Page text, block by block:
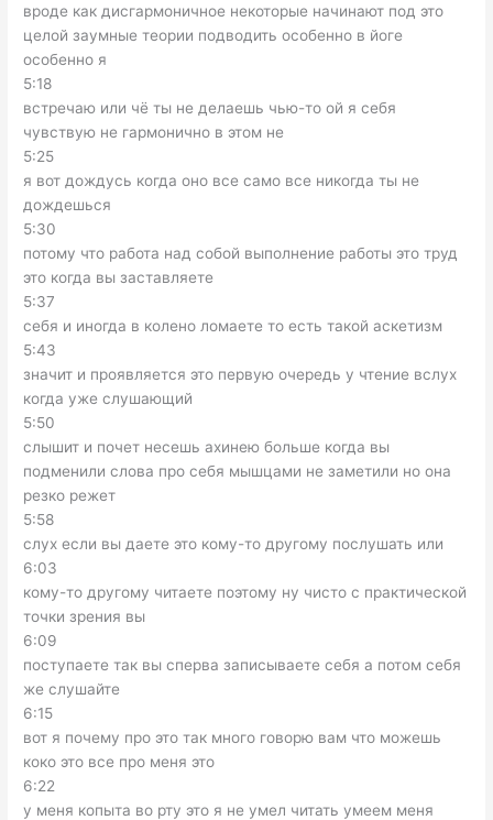
вроде как дисгармоничное некоторые начинают под это
целой заумные теории подводить особенно в йоге
особенно я
5:18
встречаю или чё ты не делаешь чью-то ой я себя
чувствую не гармонично в этом не
5:25
я вот дождусь когда оно все само все никогда ты не
дождешься
5:30
потому что работа над собой выполнение работы это труд
это когда вы заставляете
5:37
себя и иногда в колено ломаете то есть такой аскетизм
5:43
значит и проявляется это первую очередь у чтение вслух
когда уже слушающий
5:50
слышит и почет несешь ахинею больше когда вы
подменили слова про себя мышцами не заметили но она
резко режет
5:58
слух если вы даете это кому-то другому послушать или
6:03
кому-то другому читаете поэтому ну чисто с практической
точки зрения вы
6:09
поступаете так вы сперва записываете себя а потом себя
же слушайте
6:15
вот я почему про это так много говорю вам что можешь
коко это все про меня это
6:22
у меня копыта во рту это я не умел читать умеем меня